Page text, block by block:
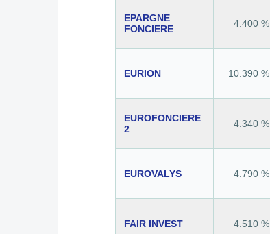
EPARGNE
FONCIERE
4.400 %
EURION 10.390 %
EUROFONCIERE
2
4.340 %
EUROVALYS 4.790 %
FAIR INVEST 4.510 %